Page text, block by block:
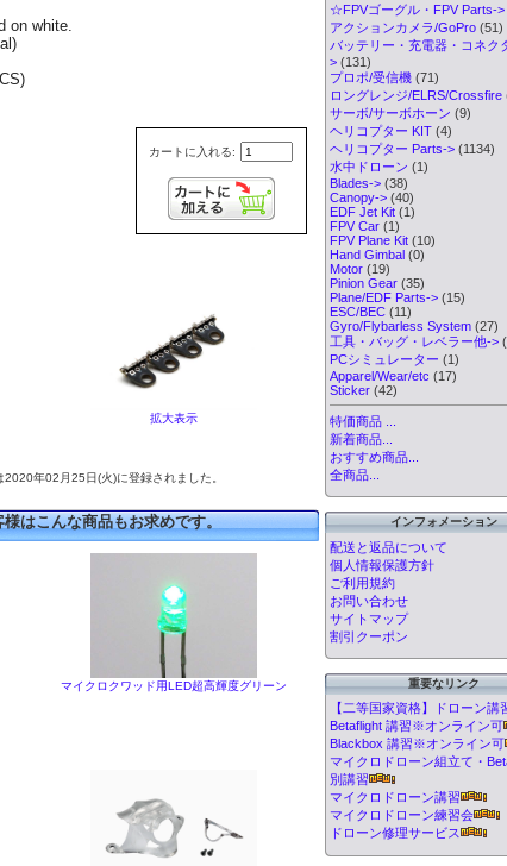
on white.
カートに入れる:
拡大表示
2020年02月25日(火)に登録されました。
はこんな商品もお求めです。
マイクロクワッド用LED超高輝度グリーン
☆FPVゴーグル・FPV Parts->
アクションカメラ/GoPro(51)
バッテリー・充電器・コネク
>(131)
プロポ/受信機(71)
ロングレンジ/ELRS/Crossfire
サーボ/サーボホーン (9)
ヘリコプター KIT(4)
ヘリコプター Parts->(1134)
水中ドローン (1)
Blades->(38)
Canopy->(40)
EDF Jet Kit(1)
FPV Car(1)
FPV Plane Kit(10)
Hand Gimbal(0)
Motor(19)
Pinion Gear(35)
Plane/EDF Parts->(15)
ESC/BEC(11)
Gyro/Flybarless System(27)
工具・バッグ・レベラー他->
PCシミュレーター (1)
Apparel/Wear/etc (17)
Sticker(42)
特価商品 ...
新着商品...
おすすめ商品...
全商品...
インフォメーション
配送と返品について
個人情報保護方針
ご利用規約
お問い合わせ
サイトマップ
割引クーポン
重要なリンク
【二等国家資格】ドローン講
Betaflight 講習※オンライン可
Blackbox 講習※オンライン可
マイクロドローン組立て・
別講習
マイクロドローン講習
マイクロドローン練習会
ドローン修理サービス